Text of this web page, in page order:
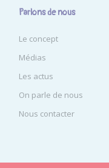
Parlons de nous
Le concept
Médias
Les actus
On parle de nous
Nous contacter